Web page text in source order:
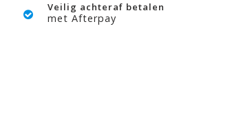
Veilig achteraf betalen
met Afterpay